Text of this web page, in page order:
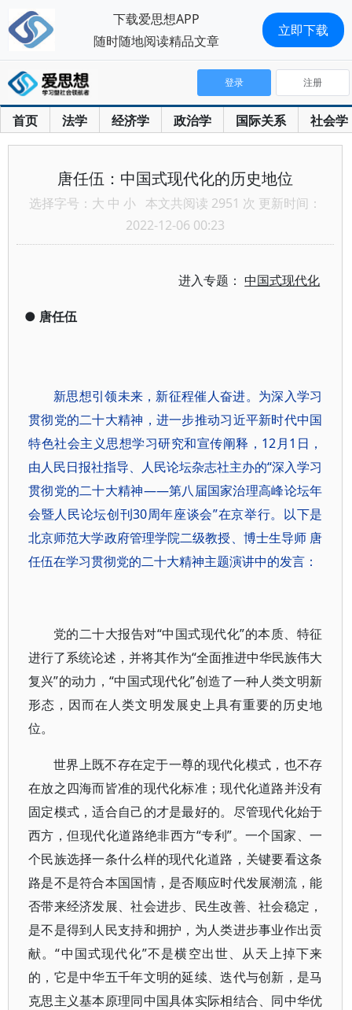
首页 法学 经济学 政治学 国际关系 社会学
登录 注册
唐任伍：中国式现代化的历史地位
选择字号： 大 中 小 本文共阅读 2951 次 更新时间：
2022-12-06 00:23
进入专题：中国式现代化
● 唐任伍
新思想引领未来，新征程催人奋进。为深入学习
贯彻党的二十大精神，进一步推动习近平新时代中国
特色社会主义思想学习研究和宣传阐释，12月1日，
由人民日报社指导、人民论坛杂志社主办的“深入学习
贯彻党的二十大精神——第八届国家治理高峰论坛年
会暨人民论坛创刊30周年座谈会”在京举行。以下是
北京师范大学政府管理学院二级教授、博士生导师 唐
任伍在学习贯彻党的二十大精神主题演讲中的发言：
党的二十大报告对“中国式现代化”的本质、特征
进行了系统论述，并将其作为“全面推进中华民族伟大
复兴”的动力，“中国式现代化”创造了一种人类文明新
形态，因而在人类文明发展史上具有重要的历史地
位。
世界上既不存在定于一尊的现代化模式，也不存
在放之四海而皆准的现代化标准；现代化道路并没有
固定模式，适合自己的才是最好的。尽管现代化始于
西方，但现代化道路绝非西方“专利”。一个国家、一
个民族选择一条什么样的现代化道路，关键要看这条
路是不是符合本国国情，是否顺应时代发展潮流，能
否带来经济发展、社会进步、民生改善、社会稳定，
是不是得到人民支持和拥护，为人类进步事业作出贡
献。“中国式现代化”不是横空出世、从天上掉下来
的，它是中华五千年文明的延续、迭代与创新，是马
克思主义基本原理同中国具体实际相结合、同中华优
下载爱思想APP
随时随地阅读精品文章
立即下载